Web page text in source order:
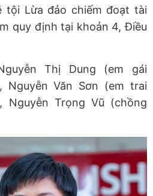
tội Lừa đảo chiếm đoạt tài
quy định tại khoản 4, Điều
Thị Dung (em gái
Nguyễn Văn Sơn (em trai
Nguyễn Trọng Vũ (chồng